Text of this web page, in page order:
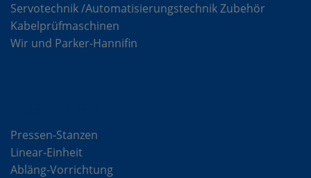
Servotechnik /Automatisierungstechnik Zubehör
Kabelprüfmaschinen
Wir und Parker-Hannifin
Pressen-Stanzen
Linear-Einheit
Abläng-Vorrichtung